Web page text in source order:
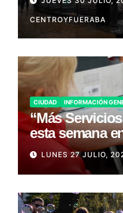
CENTROYFUERABA
CIUDAD INFORMACIÓN
“Más
esta semana
LUNES 27 JULIO,